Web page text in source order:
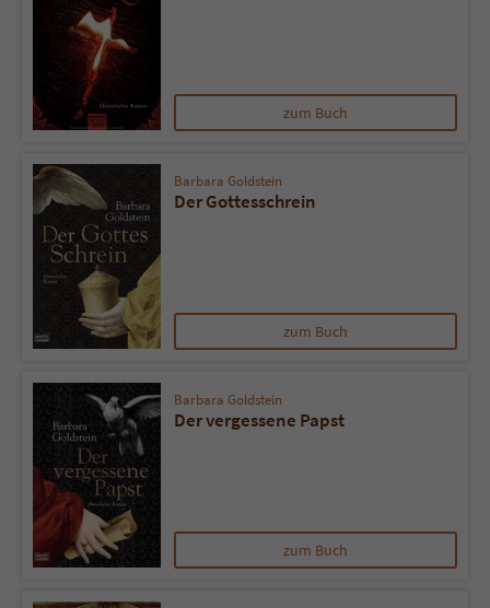
zum Buch
Barbara Goldstein
Der Gottesschrein
zum Buch
Barbara Goldstein
Der vergessene Papst
zum Buch